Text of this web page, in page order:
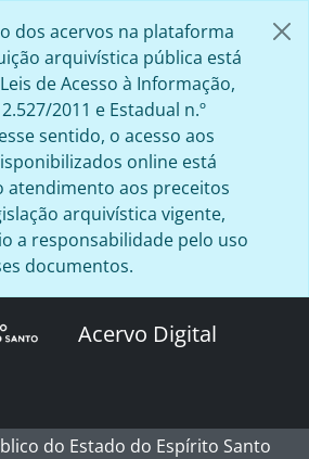
dos acervos na plataforma
arquivística pública está
de Acesso à Informação,
2011 e Estadual n.º
sentido, o acesso aos
online está
atendimento aos preceitos
arquivística vigente,
a responsabilidade pelo uso
documentos.
Acervo Digital
do Estado do Espírito Santo